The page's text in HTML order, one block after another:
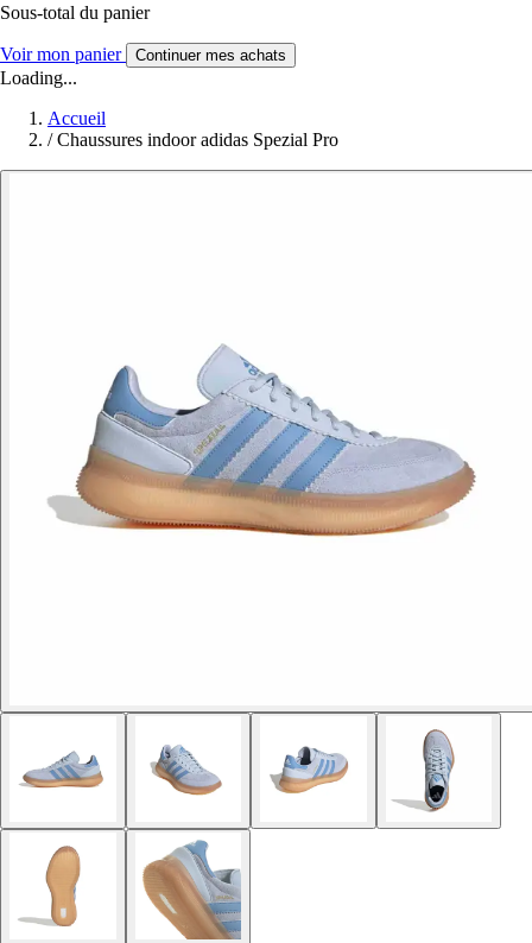
Sous-total du panier
Voir mon panier Continuer mes achats
Loading...
Accueil
/ Chaussures indoor adidas Spezial Pro